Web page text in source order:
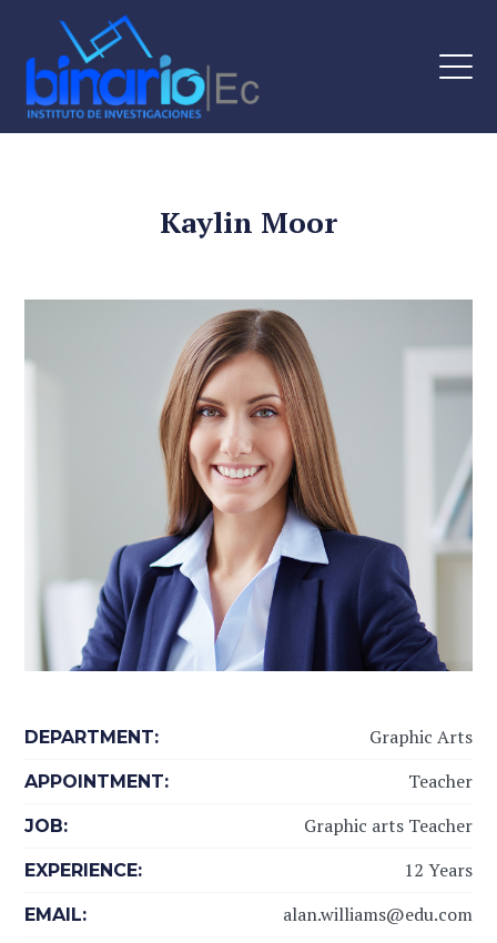
Kaylin Moor
DEPARTMENT: Graphic Arts
APPOINTMENT: Teacher
JOB: Graphic arts Teacher
EXPERIENCE: 12 Years
EMAIL: alan.williams@edu.com